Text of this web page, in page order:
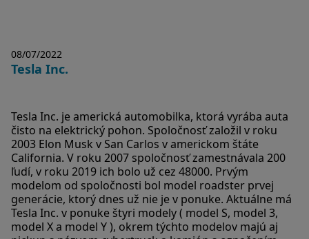
08/07/2022
Tesla Inc.
Tesla Inc. je americká automobilka, ktorá vyrába auta
čisto na elektrický pohon. Spoločnosť založil v roku
2003 Elon Musk v San Carlos v americkom štáte
California. V roku 2007 spoločnosť zamestnávala 200
ľudí, v roku 2019 ich bolo už cez 48000. Prvým
modelom od spoločnosti bol model roadster prvej
generácie, ktorý dnes už nie je v ponuke. Aktuálne má
Tesla Inc. v ponuke štyri modely ( model S, model 3,
model X a model Y ), okrem týchto modelov majú aj